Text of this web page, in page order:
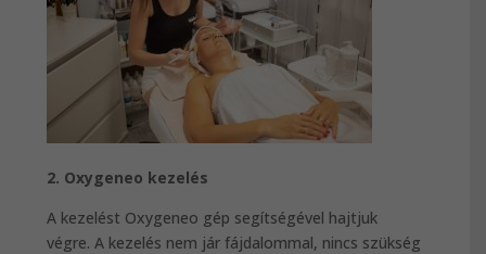
2. Oxygeneo kezelés
A kezelést Oxygeneo gép segítségével hajtjuk
végre. A kezelés nem jár fájdalommal, nincs szükség